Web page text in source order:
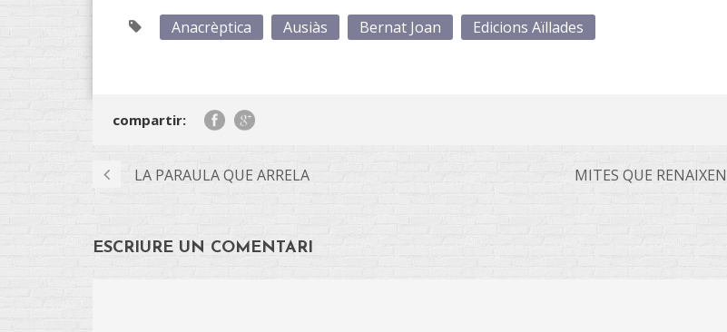
Anacrèptica Ausiàs Bernat Joan Edicions Aïllades
compartir:
LA PARAULA QUE ARRELA MITES QUE RENAIXEN
ESCRIURE UN COMENTARI